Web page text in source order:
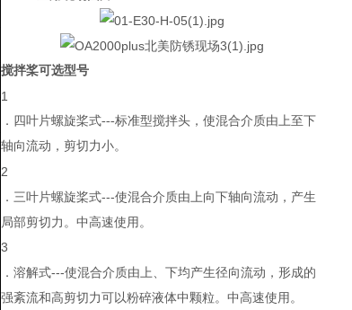
搅拌桨可选型号
1
．四叶片螺旋桨式---标准型搅拌头，使混合介质由上至下
轴向流动，剪切力小。
2
．三叶片螺旋桨式---使混合介质由上向下轴向流动，产生
局部剪切力。中高速使用。
3
．溶解式---使混合介质由上、下均产生径向流动，形成的
强紊流和高剪切力可以粉碎液体中颗粒。中高速使用。